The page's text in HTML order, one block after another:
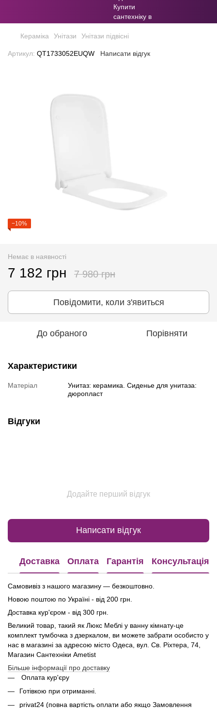
Кераміка Унітази Унітази підвісні
Артикул: QT1733052EUQW Написати відгук
−10%
Немає в наявності
7 182 грн 7 980 грн
Повідомити, коли з'явиться
До обраного Порівняти
Характеристики
Матеріал
Унитаз: керамика. Сиденье для унитаза:
дюропласт
Відгуки
Додайте перший відгук
Написати відгук
Доставка Оплата Гарантія Консультація
Самовивіз з нашого магазину — безкоштовно.
Новою поштою по Україні - від 200 грн.
Доставка кур'єром - від 300 грн.
Великий товар, такий як Люкс Меблі у ванну кімнату-це
комплект тумбочка з дзеркалом, ви можете забрати особисто у
нас в магазині за адресою місто Одеса, вул. Св. Ріхтера, 74,
Магазин Сантехніки Ametist
Більше інформації про доставку
Оплата кур'єру
Готівкою при отриманні.
privat24 (повна вартість оплати або якщо Замовлення